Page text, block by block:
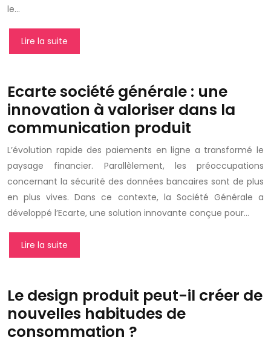
le…
Lire la suite
Ecarte société générale : une
innovation à valoriser dans la
communication produit
L’évolution rapide des paiements en ligne a transformé le
paysage financier. Parallèlement, les préoccupations
concernant la sécurité des données bancaires sont de plus
en plus vives. Dans ce contexte, la Société Générale a
développé l’Ecarte, une solution innovante conçue pour…
Lire la suite
Le design produit peut-il créer de
nouvelles habitudes de
consommation ?